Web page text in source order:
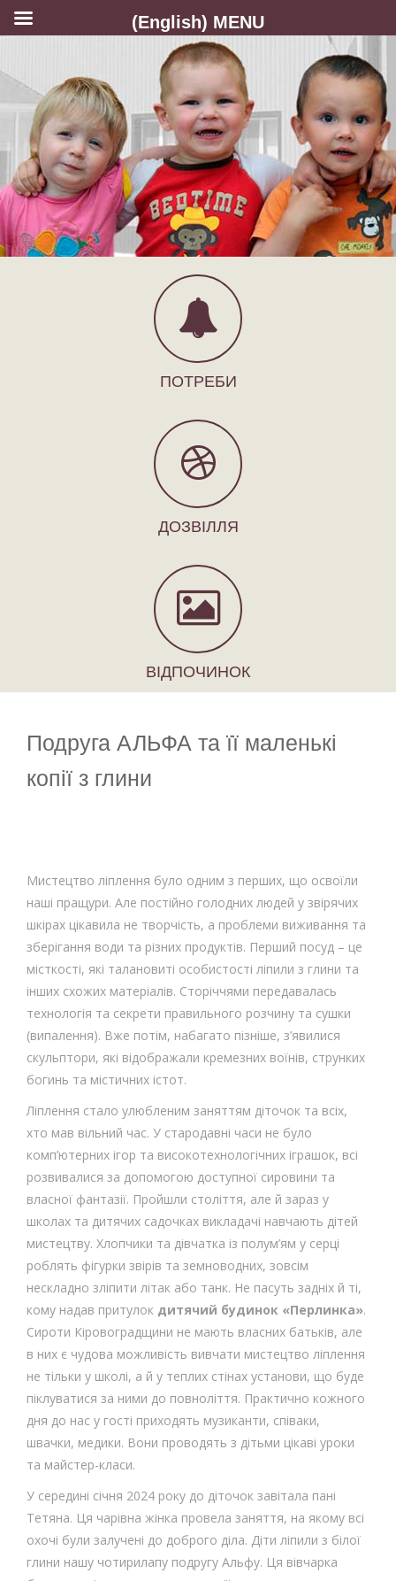
ПОТРЕБИ
ДОЗВІЛЛЯ
ВІДПОЧИНОК
Подруга АЛЬФА та її маленькі
копії з глини
Мистецтво ліплення було одним з перших, що освоїли
наші пращури. Але постійно голодних людей у звірячих
шкірах цікавила не творчість, а проблеми виживання та
зберігання води та різних продуктів. Перший посуд – це
місткості, які талановиті особистості ліпили з глини та
інших схожих матеріалів. Сторіччями передавалась
технологія та секрети правильного розчину та сушки
(випалення). Вже потім, набагато пізніше, з’явилися
скульптори, які відображали кремезних воїнів, струнких
богинь та містичних істот.
Ліплення стало улюбленим заняттям діточок та всіх,
хто мав вільний час. У стародавні часи не було
комп’ютерних ігор та високотехнологічних іграшок, всі
розвивалися за допомогою доступної сировини та
власної фантазії. Пройшли століття, але й зараз у
школах та дитячих садочках викладачі навчають дітей
мистецтву. Хлопчики та дівчатка із полум’ям у серці
роблять фігурки звірів та земноводних, зовсім
нескладно зліпити літак або танк. Не пасуть задніх й ті,
кому надав притулок дитячий будинок «Перлинка».
Сироти Кіровоградщини не мають власних батьків, але
в них є чудова можливість вивчати мистецтво ліплення
не тільки у школі, а й у теплих стінах установи, що буде
піклуватися за ними до повноліття. Практично кожного
дня до нас у гості приходять музиканти, співаки,
швачки, медики. Вони проводять з дітьми цікаві уроки
та майстер-класи.
У середині січня 2024 року до діточок завітала пані
Тетяна. Ця чарівна жінка провела заняття, на якому всі
охочі були залучені до доброго діла. Діти ліпили з білої
глини нашу чотирилапу подругу Альфу. Ця вівчарка
(English) MENU